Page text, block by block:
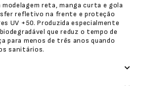
modelagem reta, manga curta e gola
refletivo na frente e proteção
UV +50. Produzida especialmente
que reduz o tempo de
para menos de três anos quando
sanitários.